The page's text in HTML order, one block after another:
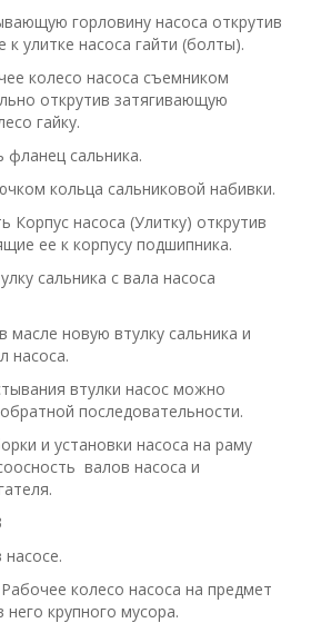
горловину насоса открутив
к улитке насоса гайти (болты).
колесо насоса съемником
открутив затягивающую
гайку.
фланец сальника.
кольца сальниковой набивки.
Корпус насоса (Улитку) открутив
ее к корпусу подшипника.
сальника с вала насоса
масле новую втулку сальника и
насоса.
втулки насос можно
последовательности.
и установки насоса на раму
валов насоса и
колесо насоса на предмет
него крупного мусора.